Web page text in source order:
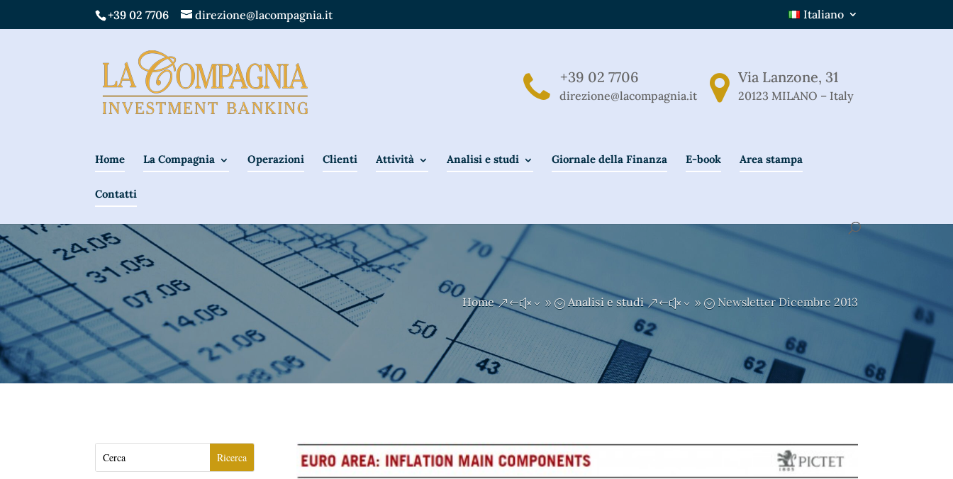
+39 02 7706 direzione@lacompagnia.it Italiano
+39 02 7706
direzione@lacompagnia.it
Via Lanzone, 31
20123 MILANO – Italy
Home La Compagnia Operazioni Clienti Attività Analisi e studi Giornale della Finanza E-book Area stampa
Contatti
Home &#x39; Analisi e studi &#x39; Newsletter Dicembre 2013